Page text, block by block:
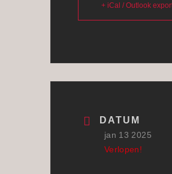
+ iCal / Outlook
DATUM
jan 13 2025
Verlopen!